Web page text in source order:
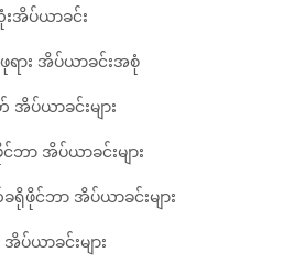
အိပ်ယာခင်း
ား အိပ်ယာခင်းအစုံ
ပ်ယာခင်းများ
ာ အိပ်ယာခင်းများ
ဖိုင်ဘာ အိပ်ယာခင်းများ
ယာခင်းများ